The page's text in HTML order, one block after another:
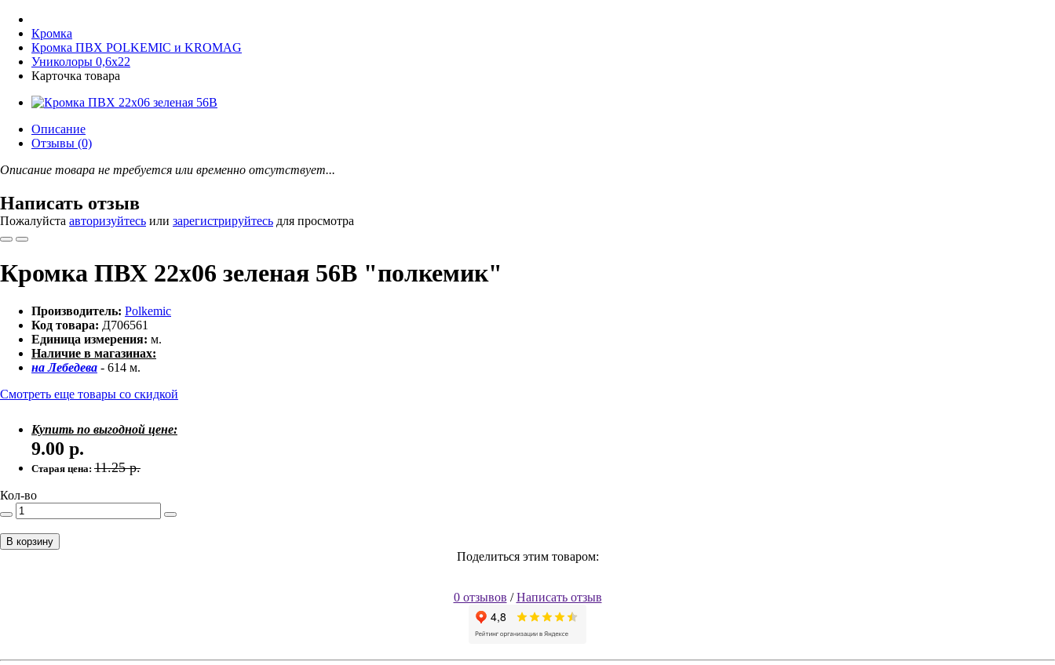
Кромка
Кромка ПВХ POLKEMIC и KROMAG
Униколоры 0,6x22
Карточка товара
Описание
Отзывы (0)
Описание товара не требуется или временно отсутствует...
Написать отзыв
Пожалуйста авторизуйтесь или зарегистрируйтесь для просмотра
Кромка ПВХ 22х06 зеленая 56В "полкемик"
Производитель: Polkemic
Код товара: Д706561
Единица измерения: м.
Наличие в магазинах:
на Лебедева - 614 м.
Смотреть еще товары со скидкой
Купить по выгодной цене:
9.00 р.
Старая цена: 11.25р.
Кол-во
В корзину
Поделиться этим товаром:
0 отзывов /Написать отзыв